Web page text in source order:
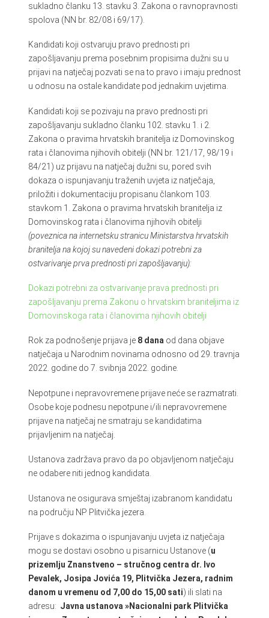
sukladno članku 13. stavku 3. Zakona o ravnopravnosti
spolova (NN br. 82/08 i 69/17).
Kandidati koji ostvaruju pravo prednosti pri
zapošljavanju prema posebnim propisima dužni su u
prijavi na natječaj pozvati se na to pravo i imaju prednost
u odnosu na ostale kandidate pod jednakim uvjetima.
Kandidati koji se pozivaju na pravo prednosti pri
zapošljavanju sukladno članku 102. stavku 1. i 2.
Zakona o pravima hrvatskih branitelja iz Domovinskog
rata i članovima njihovih obitelji (NN br. 121/17, 98/19 i
84/21) uz prijavu na natječaj dužni su, pored svih
dokaza o ispunjavanju traženih uvjeta iz natječaja,
priložiti i dokumentaciju propisanu člankom 103.
stavkom 1. Zakona o pravima hrvatskih branitelja iz
Domovinskog rata i članovima njihovih obitelji
(poveznica na internetsku stranicu Ministarstva hrvatskih
branitelja na kojoj su navedeni dokazi potrebni za
ostvarivanje prva prednosti pri zapošljavanju):
Dokazi potrebni za ostvarivanje prava prednosti pri
zapošljavanju prema Zakonu o hrvatskim braniteljima iz
Domovinskoga rata i članovima njihovih obitelji
Rok za podnošenje prijava je 8 danaod dana objave
natječaja u Narodnim novinama odnosno od 29. travnja
2022. godine do 7. svibnja 2022. godine.
Nepotpune i nepravovremene prijave neće se razmatrati.
Osobe koje podnesu nepotpune i/ili nepravovremene
prijave na natječaj ne smatraju se kandidatima
prijavljenim na natječaj.
Ustanova zadržava pravo da po objavljenom natječaju
ne odabere niti jednog kandidata.
Ustanova ne osigurava smještaj izabranom kandidatu
na području NP Plitvička jezera.
Prijave s dokazima o ispunjavanju uvjeta iz natječaja
mogu se dostavi osobno u pisarnicu Ustanove (u
prizemlju Znanstveno – stručnog centra dr. Ivo
Pevalek, Josipa Jovića 19, Plitvička Jezera, radnim
danom u vremenu od 7,00 do 15,00 sati) ili slati na
adresu: Javna ustanova »Nacionalni park Plitvička